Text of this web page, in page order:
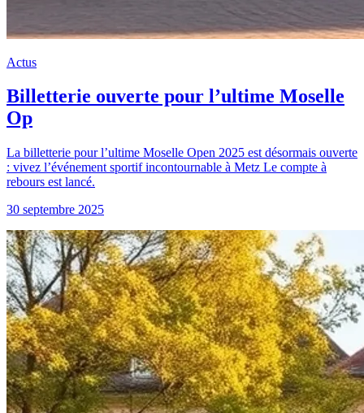
Actus
Billetterie ouverte pour l’ultime Moselle
Op
La billetterie pour l’ultime Moselle Open 2025 est désormais ouverte
: vivez l’événement sportif incontournable à Metz Le compte à
rebours est lancé.
30 septembre 2025